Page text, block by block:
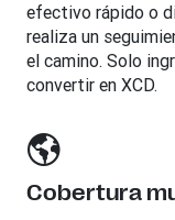
efectivo rápido o
realiza un
el camino. Solo
convertir en XCD.
Cobertura